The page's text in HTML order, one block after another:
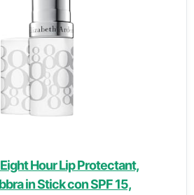
Hour Lip Protectant,
in Stick con SPF 15,